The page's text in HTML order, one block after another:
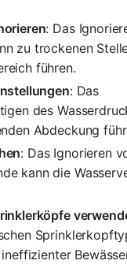
: Das
zu trockenen
führen.
: Das
des
Abdeckung
: Das Ignorieren
kann die